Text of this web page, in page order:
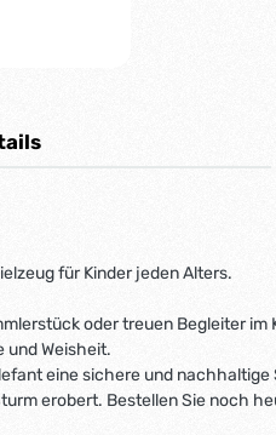
für Kinder jeden Alters.
oder treuen Begleiter im
und Weisheit.
eine sichere und nachhaltige
erobert. Bestellen Sie noch